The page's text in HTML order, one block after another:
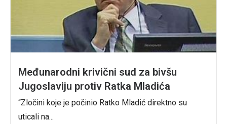
Međunarodni krivični sud za bivšu
Jugoslaviju protiv Ratka Mladića
“Zločini koje je počinio Ratko Mladić direktno su
uticali na...